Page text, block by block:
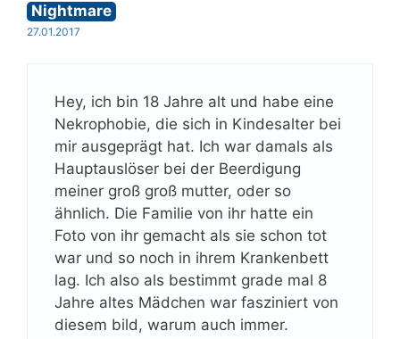
Nightmare
27.01.2017
Hey, ich bin 18 Jahre alt und habe eine
Nekrophobie, die sich in Kindesalter bei
mir ausgeprägt hat. Ich war damals als
Hauptauslöser bei der Beerdigung
meiner groß groß mutter, oder so
ähnlich. Die Familie von ihr hatte ein
Foto von ihr gemacht als sie schon tot
war und so noch in ihrem Krankenbett
lag. Ich also als bestimmt grade mal 8
Jahre altes Mädchen war fasziniert von
diesem bild, warum auch immer.